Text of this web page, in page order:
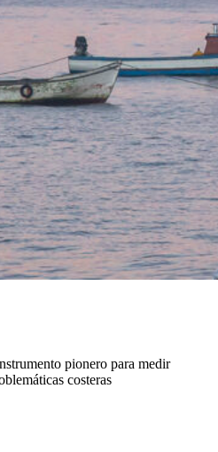
pionero para medir
costeras